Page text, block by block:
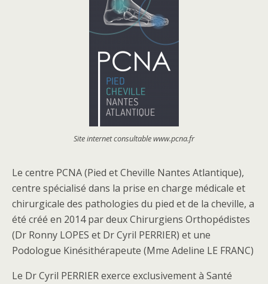
Site internet consultable www.pcna.fr
Le centre PCNA (Pied et Cheville Nantes Atlantique),
centre spécialisé dans la prise en charge médicale et
chirurgicale des pathologies du pied et de la cheville, a
été créé en 2014 par deux Chirurgiens Orthopédistes
(Dr Ronny LOPES et Dr Cyril PERRIER) et une
Podologue Kinésithérapeute (Mme Adeline LE FRANC)
Le Dr Cyril PERRIER exerce exclusivement à Santé